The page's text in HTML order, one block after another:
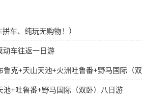
车、纯玩无购物！）
动车往返一日游
克+天山天池+火洲吐鲁番+野马国际（双
+吐鲁番+野马国际（双卧）八日游